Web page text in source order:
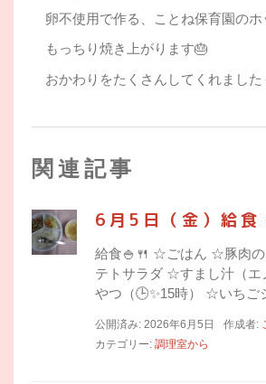
卵不使用で作る、ことね保育園のホ
もっちり焼き上がります🎂
おかわりをたくさんしてくれました
関連記事
6月5日（金）給食
給食🍚🍴 ☆ごはん ☆豚肉
テトサラダ ☆すまし汁（エ
やつ（🕒✨15時） ☆いち
公開済み: 2026年6月5日 作成者:
カテゴリー: 調理室から